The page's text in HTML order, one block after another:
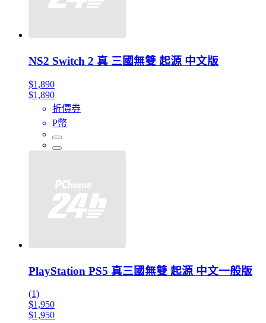
NS2 Switch 2 真 三國無雙 起源 中文版
$1,890
$1,890
折價券
P幣
PlayStation PS5 真三國無雙 起源 中文一般版
(1)
$1,950
$1,950